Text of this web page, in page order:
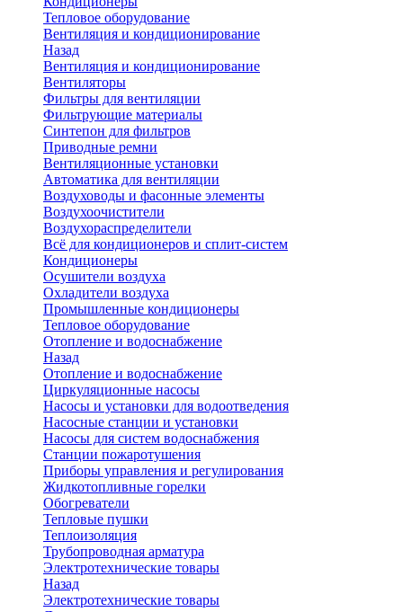
Тепловое оборудование
Вентиляция и кондиционирование
Назад
Вентиляция и кондиционирование
Вентиляторы
Фильтры для вентиляции
Фильтрующие материалы
Синтепон для фильтров
Приводные ремни
Вентиляционные установки
Автоматика для вентиляции
Воздуховоды и фасонные элементы
Воздухоочистители
Воздухораспределители
Всё для кондиционеров и сплит-систем
Кондиционеры
Осушители воздуха
Охладители воздуха
Промышленные кондиционеры
Тепловое оборудование
Отопление и водоснабжение
Назад
Отопление и водоснабжение
Циркуляционные насосы
Насосы и установки для водоотведения
Насосные станции и установки
Насосы для систем водоснабжения
Станции пожаротушения
Приборы управления и регулирования
Жидкотопливные горелки
Обогреватели
Тепловые пушки
Теплоизоляция
Трубопроводная арматура
Электротехнические товары
Назад
Электротехнические товары